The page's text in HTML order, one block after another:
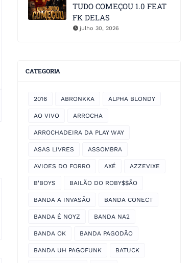
TUDO COMEÇOU 1.0 FEAT
FK DELAS
julho 30, 2026
CATEGORIA
2016 ABRONKKA ALPHA BLONDY
AO VIVO ARROCHA
ARROCHADEIRA DA PLAY WAY
ASAS LIVRES ASSOMBRA
AVIOES DO FORRO AXÉ AZZEVIXE
B'BOYS BAILÃO DO ROBY$$ÃO
BANDA A INVASÃO BANDA CONECT
BANDA É NOYZ BANDA NA2
BANDA OK BANDA PAGODÃO
BANDA UH PAGOFUNK BATUCK